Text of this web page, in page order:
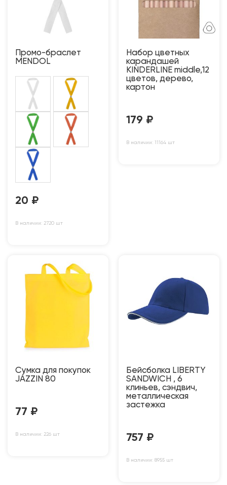
Промо-браслет
MENDOL
20 ₽
В наличии: 2720 шт
Набор цветных
карандашей
KINDERLINE middle,12
цветов, дерево,
картон
179 ₽
В наличии: 11164 шт
Сумка для покупок
JAZZIN 80
77 ₽
В наличии: 226 шт
Бейсболка LIBERTY
SANDWICH , 6
клиньев, сэндвич,
металлическая
застежка
757 ₽
В наличии: 8955 шт